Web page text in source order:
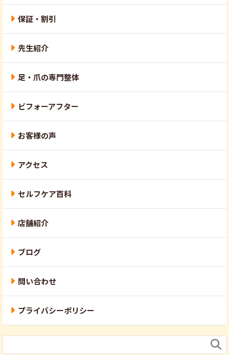
保証・割引
先生紹介
足・爪の専門整体
ビフォーアフター
お客様の声
アクセス
セルフケア百科
店舗紹介
ブログ
問い合わせ
プライバシーポリシー
